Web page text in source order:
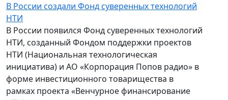
В России создали Фонд суверенных технологий
НТИ
В России появился Фонд суверенных технологий
НТИ, созданный Фондом поддержки проектов
НТИ (Национальная технологическая
инициатива) и АО «Корпорация Попов радио» в
форме инвестиционного товарищества в
рамках проекта «Венчурное финансирование